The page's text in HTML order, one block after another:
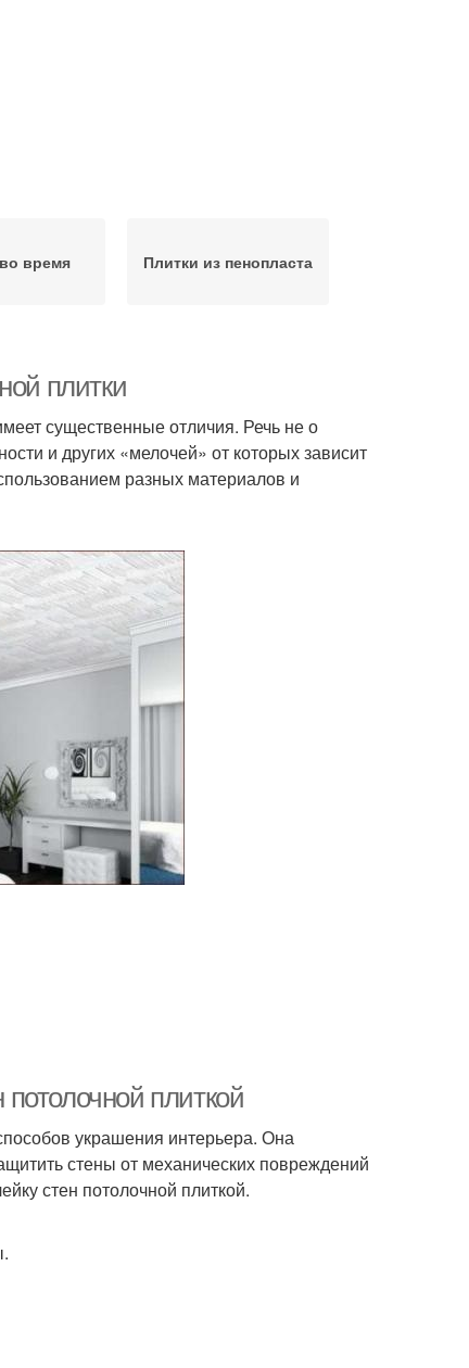
время Плитки из пенопласта
плитки
существенные отличия. Речь не о
и других «мелочей» от которых зависит
разных материалов и
плиткой
украшения интерьера. Она
стены от механических повреждений
стен потолочной плиткой.